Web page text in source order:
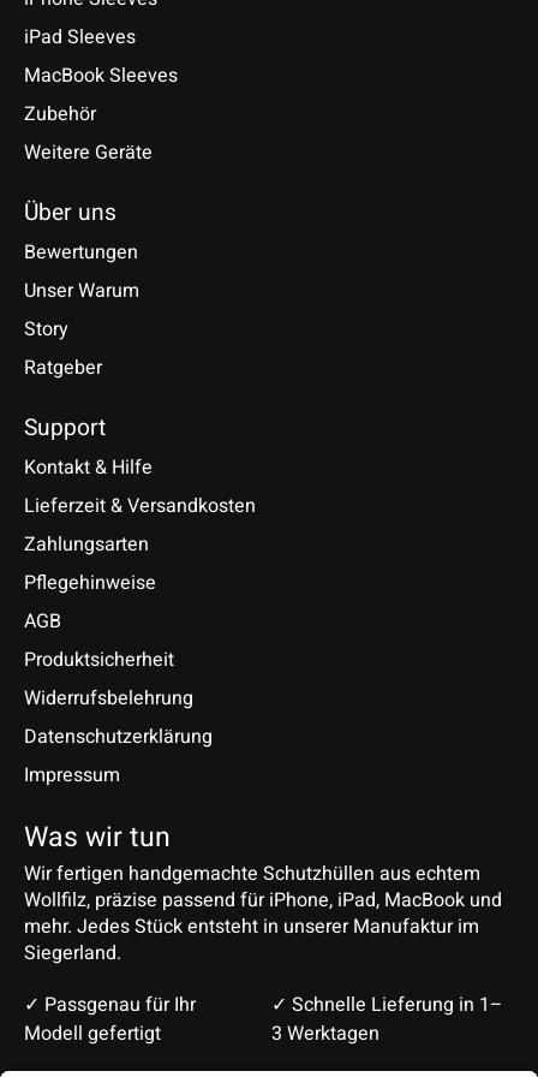
iPad Sleeves
MacBook Sleeves
Zubehör
Weitere Geräte
Über uns
Bewertungen
Unser Warum
Story
Ratgeber
Support
Kontakt & Hilfe
Lieferzeit & Versandkosten
Zahlungsarten
Pflegehinweise
AGB
Produktsicherheit
Widerrufsbelehrung
Datenschutzerklärung
Impressum
Was wir tun
Wir fertigen handgemachte Schutzhüllen aus echtem
Wollfilz, präzise passend für iPhone, iPad, MacBook und
mehr. Jedes Stück entsteht in unserer Manufaktur im
Siegerland.
✓ Passgenau für Ihr
Modell gefertigt
✓ Schnelle Lieferung in 1–
3 Werktagen